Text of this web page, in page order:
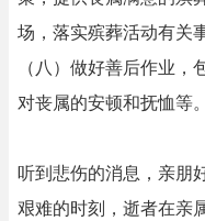
场，落实殡葬活动有关
（八）做好善后作业，
对丧属的安顿和抚恤等。
听到悲伤的消息，亲朋
艰难的时刻，逝者在亲